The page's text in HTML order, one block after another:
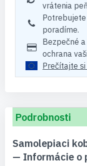
vrátenia
poradíme.
Bezpečné
ochrana
Prečítajte
Podrobnosti
Samolepiaci
— Informácie o